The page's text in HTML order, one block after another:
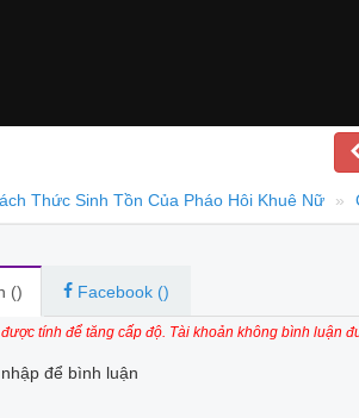
Thức Sinh Tồn Của Pháo Hôi Khuê Nữ
() Facebook ()
tính để tăng cấp độ. Tài khoản không bình luận
để bình luận